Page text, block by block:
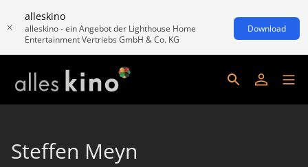
alleskino
alleskino - ein Angebot der Lighthouse Home
Entertainment Vertriebs GmbH & Co. KG
Download
Steffen Meyn